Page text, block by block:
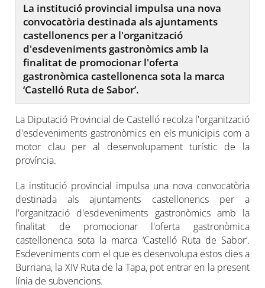
La institució provincial impulsa una nova
convocatòria destinada als ajuntaments
castellonencs per a l'organització
d'esdeveniments gastronòmics amb la
finalitat de promocionar l'oferta
gastronòmica castellonenca sota la marca
‘Castelló Ruta de Sabor’.
La Diputació Provincial de Castelló recolza l'organització
d'esdeveniments gastronòmics en els municipis com a
motor clau per al desenvolupament turístic de la
província.
La institució provincial impulsa una nova convocatòria
destinada als ajuntaments castellonencs per a
l'organització d'esdeveniments gastronòmics amb la
finalitat de promocionar l'oferta gastronòmica
castellonenca sota la marca ‘Castelló Ruta de Sabor’.
Esdeveniments com el que es desenvolupa estos dies a
Burriana, la XIV Ruta de la Tapa, pot entrar en la present
línia de subvencions.